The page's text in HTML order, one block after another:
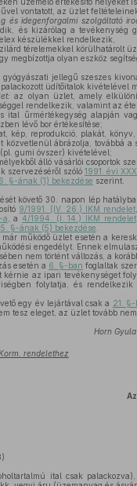
vontatott, az üzlet
és idegenforgalmi szolgáltató
és kizárólag a tevékenység
készülékkel rendelkezik,
térelemekkel körülhatárolt
megbízottja olyan eszköz
gyógyászati jellegű szeszes
üdítőitalok kivételével
az olyan üzlet, amely
rendelkezik, valamint az
ital űrmértékegység alapján
lévő bor értékesítése;
kép, reprodukció, plakát,
ábrázolja, továbbá
gumi óvszer) kivételével;
álló vásárlói csoportok
szervezéséről szóló 1991. évi
§-ának (1) bekezdése szerint.
követő 30. napon lép
9/1991. (IV. 26.) IKM rendelet
a , a4/1994. (I. 14.) IKM rendelet
§-ának (5) bekezdése
működő üzlet esetén a
engedélyt. Ennek
nem történt változás, a
esetén a 6. §-ban foglaltak
kérnie az ipari tevékenységet
folytatja, és
egy év lejártával csak a 21. §-
tesz eleget, az üzlet tovább
Horn Gyula
rendelethez
ital csak